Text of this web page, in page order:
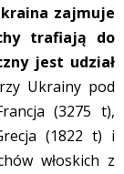
zajmuje
trafiają do
jest udział
Ukrainy pod
(3275 t),
(1822 t) i
włoskich z